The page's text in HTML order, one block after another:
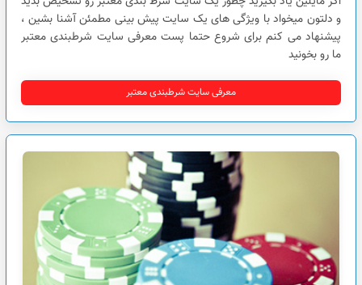
و دلتون میخواد با ویژگی های یک سایت پیش بینی مطمئن آشنا بشین ،
پیشنهاد می کنم برای شروع حتما پست معرفی سایت شرطبندی معتبر
ما رو بخونید
معرفی سایت شرطبندی معتبر